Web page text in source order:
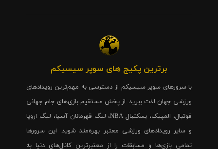
برترین پکیج های سوپر سیسیکم
با سرورهای سوپر سیسیکم از دسترسی به مهم‌ترین رویدادهای
ورزشی جهان لذت ببرید. از پخش مستقیم بازی‌های جام جهانی
فوتبال، المپیک، بسکتبال NBA، لیگ قهرمانان آسیا، لیگ اروپا
و سایر رویدادهای ورزشی معتبر بهره‌مند شوید. این سرورها
تمامی بازی‌ها و مسابقات را از معتبرترین کانال‌های دنیا به